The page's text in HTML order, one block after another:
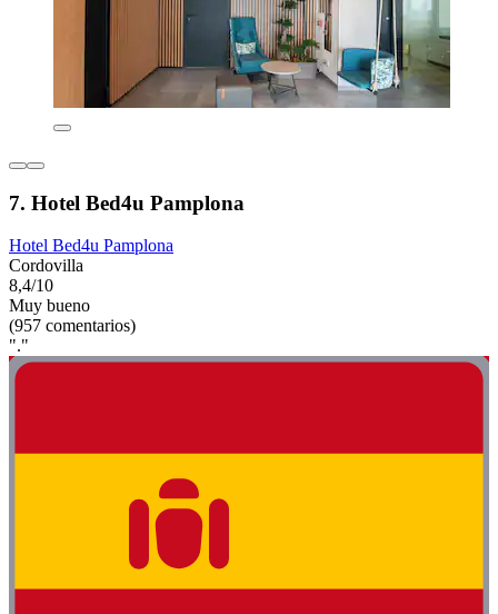
7. Hotel Bed4u Pamplona
Hotel Bed4u Pamplona
Cordovilla
8,4/10
Muy bueno
(957 comentarios)
"."